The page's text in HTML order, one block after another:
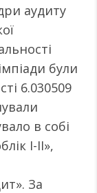
аудиту
були
6.030509
в собі
I-II»,
За